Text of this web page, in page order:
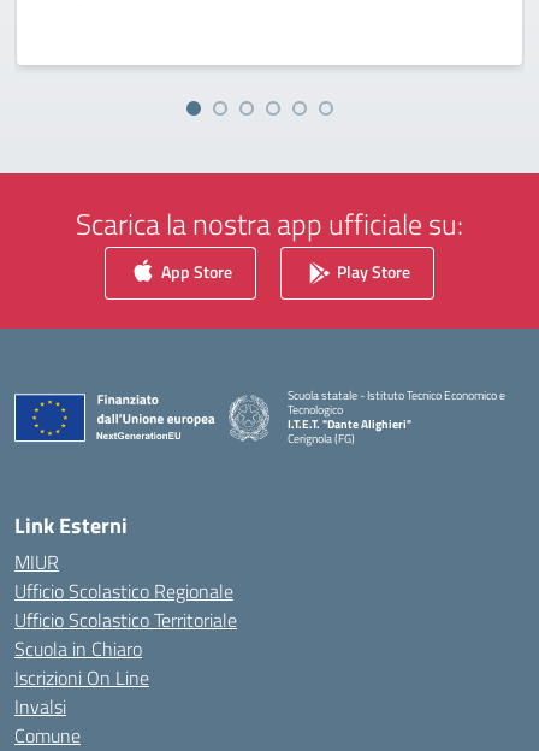
Scarica la nostra app ufficiale su:
App Store Play Store
Scuola statale - Istituto Tecnico Economico e
Tecnologico
I.T.E.T. "Dante Alighieri"
Cerignola (FG)
— Visita la pagina iniziale della scuola
Link Esterni
MIUR
Ufficio Scolastico Regionale
Ufficio Scolastico Territoriale
Scuola in Chiaro
Iscrizioni On Line
Invalsi
Comune